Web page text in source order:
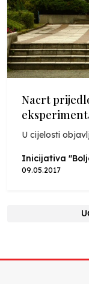
Nacrt
U cijelosti
Inicijativa
09.05.2017